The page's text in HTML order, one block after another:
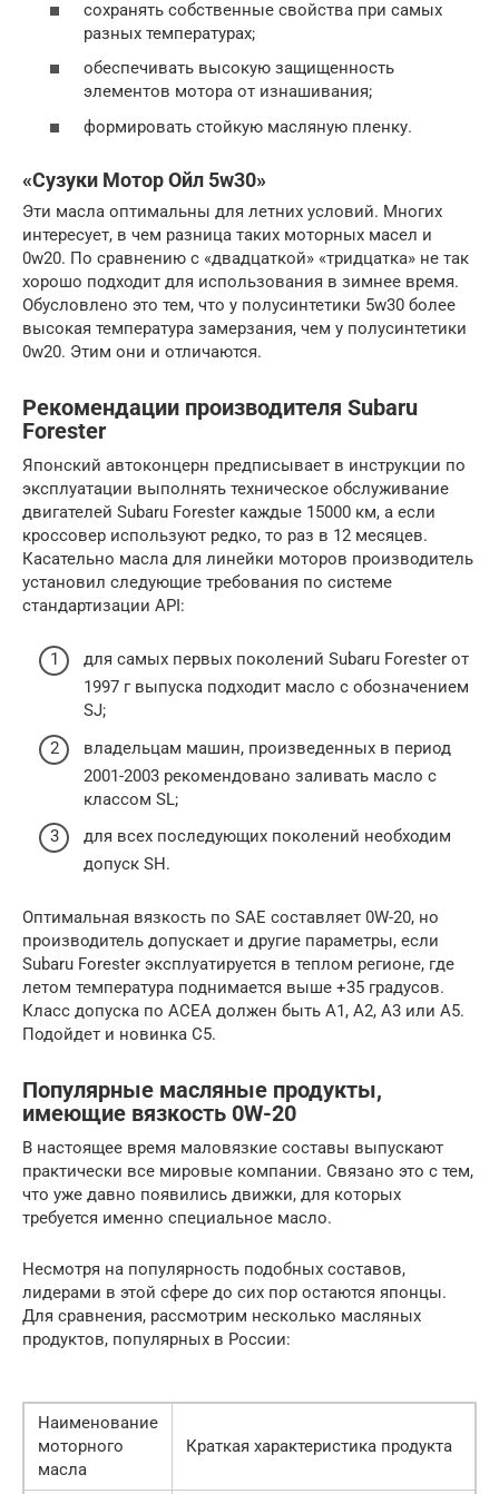
сохранять собственные свойства при самых
разных температурах;
обеспечивать высокую защищенность
элементов мотора от изнашивания;
формировать стойкую масляную пленку.
«Сузуки Мотор Ойл 5w30»
Эти масла оптимальны для летних условий. Многих
интересует, в чем разница таких моторных масел и
0w20. По сравнению с «двадцаткой» «тридцатка» не так
хорошо подходит для использования в зимнее время.
Обусловлено это тем, что у полусинтетики 5w30 более
высокая температура замерзания, чем у полусинтетики
0w20. Этим они и отличаются.
Рекомендации производителя Subaru
Forester
Японский автоконцерн предписывает в инструкции по
эксплуатации выполнять техническое обслуживание
двигателей Subaru Forester каждые 15000 км, а если
кроссовер используют редко, то раз в 12 месяцев.
Касательно масла для линейки моторов производитель
установил следующие требования по системе
стандартизации API:
для самых первых поколений Subaru Forester от
1997 г выпуска подходит масло с обозначением
SJ;
владельцам машин, произведенных в период
2001-2003 рекомендовано заливать масло с
классом SL;
для всех последующих поколений необходим
допуск SH.
Оптимальная вязкость по SAE составляет 0W-20, но
производитель допускает и другие параметры, если
Subaru Forester эксплуатируется в теплом регионе, где
летом температура поднимается выше +35 градусов.
Класс допуска по ACEA должен быть А1, А2, А3 или А5.
Подойдет и новинка С5.
Популярные масляные продукты,
имеющие вязкость 0W-20
В настоящее время маловязкие составы выпускают
практически все мировые компании. Связано это с тем,
что уже давно появились движки, для которых
требуется именно специальное масло.
Несмотря на популярность подобных составов,
лидерами в этой сфере до сих пор остаются японцы.
Для сравнения, рассмотрим несколько масляных
продуктов, популярных в России:
Наименование
моторного
масла
Краткая характеристика продукта